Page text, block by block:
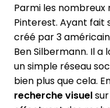
Parmi les nombreux
Pinterest. Ayant fait
créé par 3
Ben Silbermann. Il
un simple réseau
bien plus que cela.
recherche visuel